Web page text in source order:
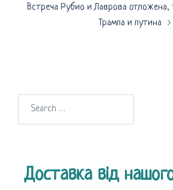
Встреча Рубио и Лаврова отложена,
Трампа и путина
Доставка від